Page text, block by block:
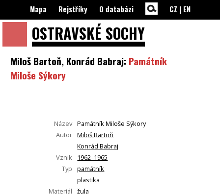
OSTRAVSKÉ SOCHY
Mapa Rejstříky O databázi CZ | EN
Miloš Bartoň, Konrád Babraj: Památník
Miloše Sýkory
Název Památník Miloše Sýkory
Autor Miloš Bartoň
Konrád Babraj
Vznik
1962–1965
Typ
památník
plastika
Materiál
žula